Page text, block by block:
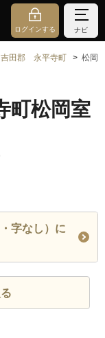
ログインする ナビ
吉田郡 永平寺町
松岡
町松岡室
字なし）に